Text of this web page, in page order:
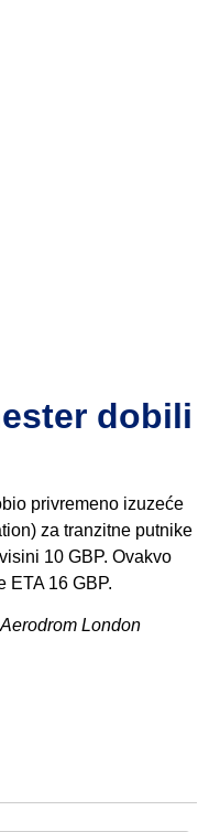
dobili
privremeno izuzeće
za tranzitne putnike
10 GBP. Ovakvo
ETA 16 GBP.
London